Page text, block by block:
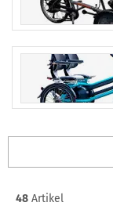
48 Artikel